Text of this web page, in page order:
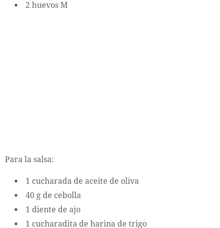
2 huevos M
Para la salsa:
1 cucharada de aceite de oliva
40 g de cebolla
1 diente de ajo
1 cucharadita de harina de trigo